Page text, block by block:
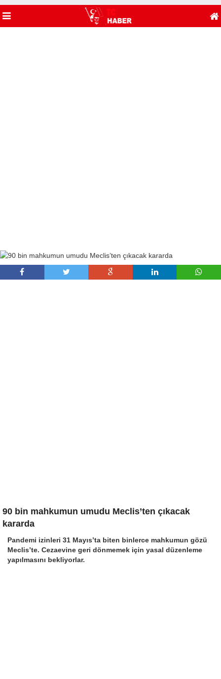
90 bin mahkumun umudu Meclis’ten çıkacak
kararda
Pandemi izinleri 31 Mayıs’ta biten binlerce mahkumun gözü
Meclis’te. Cezaevine geri dönmemek için yasal düzenleme
yapılmasını bekliyorlar.